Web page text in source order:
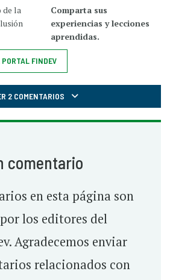
de la
Comparta sus
experiencias y lecciones
aprendidas.
FINDEV
2 COMENTARIOS
comentario
en esta página son
los editores del
Agradecemos enviar
relacionados con